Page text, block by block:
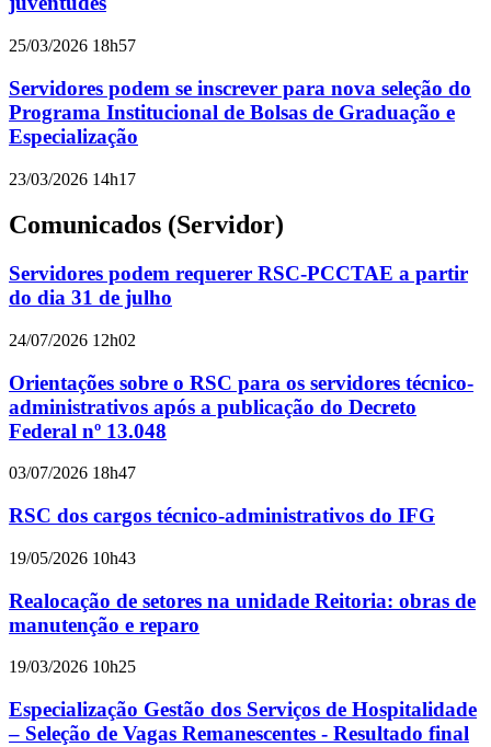
25/03/2026 18h57
Servidores podem se inscrever para nova seleção do
Programa Institucional de Bolsas de Graduação e
Especialização
23/03/2026 14h17
Comunicados (Servidor)
Servidores podem requerer RSC-PCCTAE a partir
do dia 31 de julho
24/07/2026 12h02
Orientações sobre o RSC para os servidores técnico-
administrativos após a publicação do Decreto
Federal nº 13.048
03/07/2026 18h47
RSC dos cargos técnico-administrativos do IFG
19/05/2026 10h43
Realocação de setores na unidade Reitoria: obras de
manutenção e reparo
19/03/2026 10h25
Especialização Gestão dos Serviços de Hospitalidade
– Seleção de Vagas Remanescentes - Resultado final